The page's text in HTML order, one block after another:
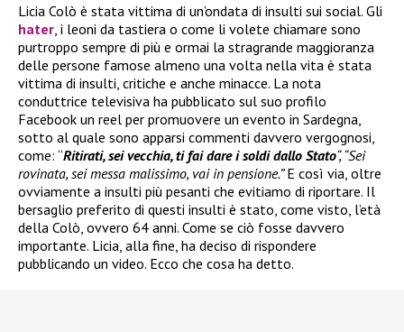
Licia Colò è stata vittima di un’ondata di insulti sui social. Gli
hater , i leoni da tastiera o come li volete chiamare sono
purtroppo sempre di più e ormai la stragrande maggioranza
delle persone famose almeno una volta nella vita è stata
vittima di insulti, critiche e anche minacce. La nota
conduttrice televisiva ha pubblicato sul suo profilo
Facebook un reel per promuovere un evento in Sardegna,
sotto al quale sono apparsi commenti davvero vergognosi,
come: “Ritirati, sei vecchia, ti fai dare i soldi dallo Stato“, “Sei
rovinata, sei messa malissimo, vai in pensione.”E così via, oltre
ovviamente a insulti più pesanti che evitiamo di riportare. Il
bersaglio preferito di questi insulti è stato, come visto, l’età
della Colò, ovvero 64 anni. Come se ciò fosse davvero
importante. Licia, alla fine, ha deciso di rispondere
pubblicando un video. Ecco che cosa ha detto.